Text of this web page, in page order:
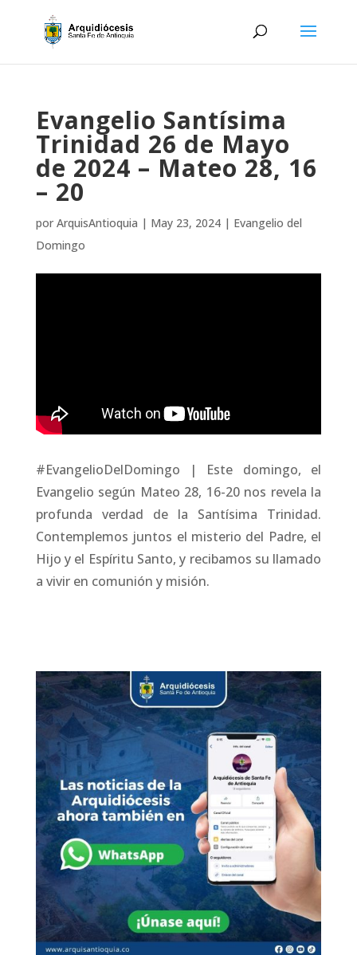
Evangelio Santísima
Trinidad 26 de Mayo
de 2024 – Mateo 28, 16
– 20
por ArquisAntioquia | May 23, 2024| Evangelio del
Domingo
#EvangelioDelDomingo | Este domingo, el
Evangelio según Mateo 28, 16-20 nos revela la
profunda verdad de la Santísima Trinidad.
Contemplemos juntos el misterio del Padre, el
Hijo y el Espíritu Santo, y recibamos su llamado
a vivir en comunión y misión.